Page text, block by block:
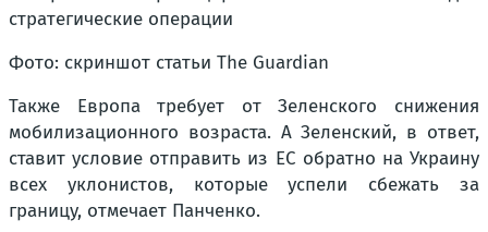
Фото: скриншот статьи The Guardian
Также Европа требует от Зеленского снижения
мобилизационного возраста. А Зеленский, в ответ,
ставит условие отправить из ЕС обратно на Украину
всех уклонистов, которые успели сбежать за
границу, отмечает Панченко.